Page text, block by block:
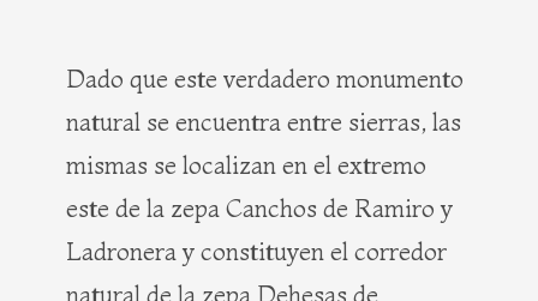
Dado que este verdadero monumento
natural se encuentra entre sierras, las
mismas se localizan en el extremo
este de la zepa Canchos de Ramiro y
Ladronera y constituyen el corredor
natural de la zepa Dehesas de